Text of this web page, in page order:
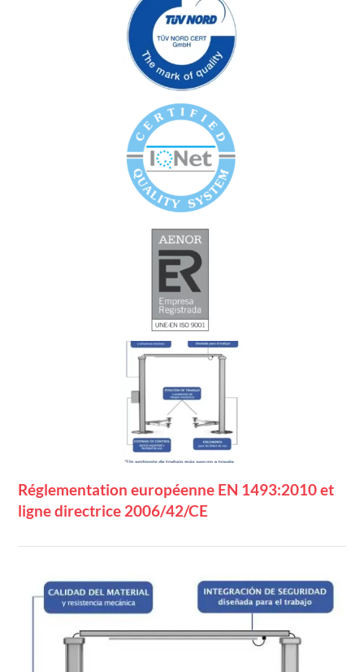
Réglementation européenne EN 1493:2010 et
ligne directrice 2006/42/CE